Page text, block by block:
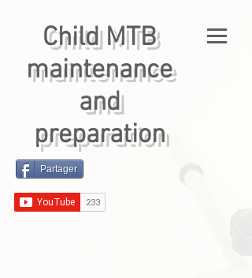
Child MTB
maintenance
and
preparation
Partager